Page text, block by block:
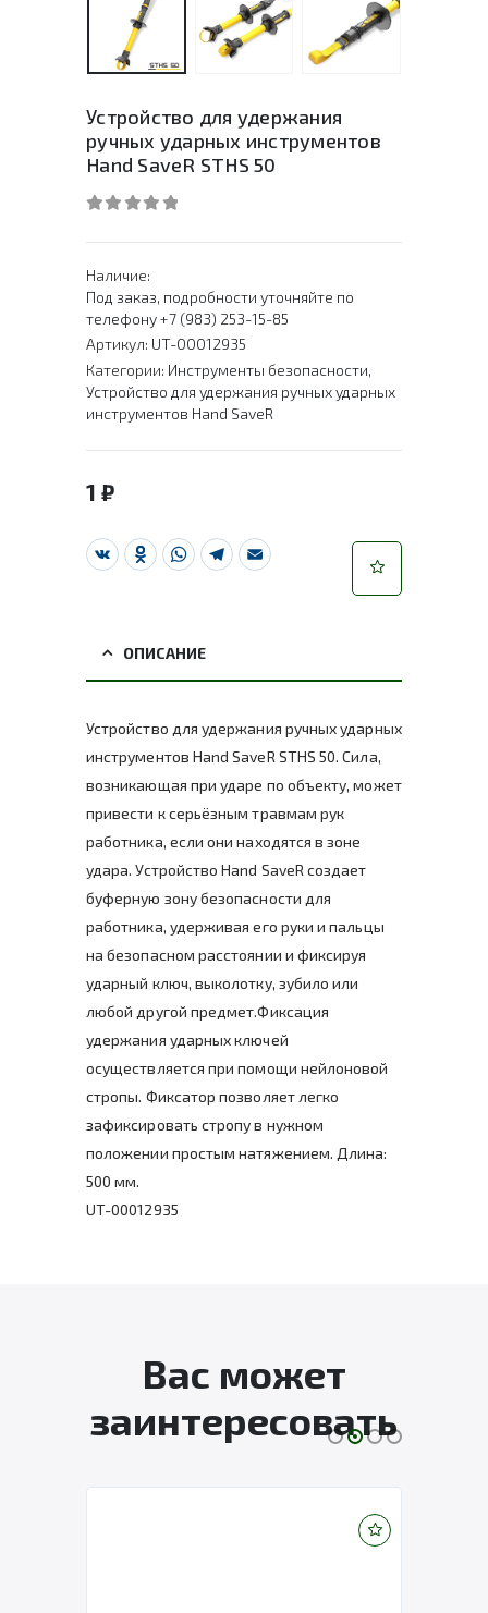
Устройство для удержания
ручных ударных инструментов
Hand SaveR STHS 50
Наличие:
Под заказ, подробности уточняйте по
телефону +7 (983) 253-15-85
Артикул: UT-00012935
Категории: Инструменты безопасности,
Устройство для удержания ручных ударных
инструментов Hand SaveR
1 ₽
VK Odnoklassniki
WhatsApp
Telegram
Email
ОПИСАНИЕ
Устройство для удержания ручных ударных
инструментов Hand SaveR STHS 50. Сила,
возникающая при ударе по объекту, может
привести к серьёзным травмам рук
работника, если они находятся в зоне
удара. Устройство Hand SaveR создает
буферную зону безопасности для
работника, удерживая его руки и пальцы
на безопасном расстоянии и фиксируя
ударный ключ, выколотку, зубило или
любой другой предмет.Фиксация
удержания ударных ключей
осуществляется при помощи нейлоновой
стропы. Фиксатор позволяет легко
зафиксировать стропу в нужном
положении простым натяжением. Длина:
500 мм.
UT-00012935
Вас может
заинтересовать